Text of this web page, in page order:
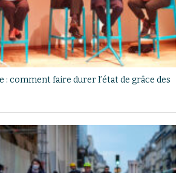
: comment faire durer l’état de grâce des